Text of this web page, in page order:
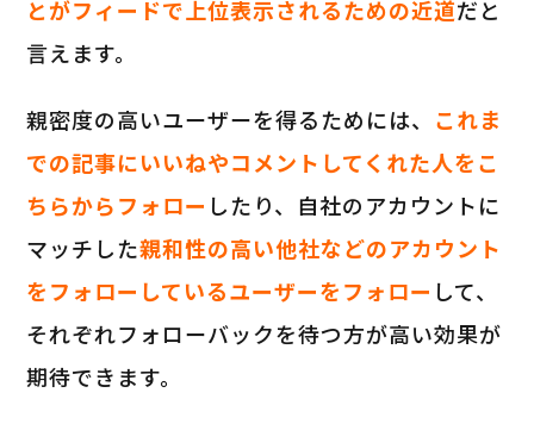
とがフィードで上位表示されるための近道だと
言えます。
親密度の高いユーザーを得るためには、 これま
での記事にいいねやコメントしてくれた人をこ
ちらからフォロー したり、自社のアカウントに
マッチした親和性の高い他社などのアカウント
をフォローしているユーザーをフォロー して、
それぞれフォローバックを待つ方が高い効果が
期待できます。